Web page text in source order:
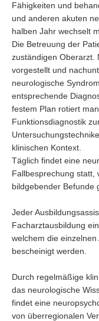
Fähigkeiten und
und anderen akuten
halben Jahr wechselt
Die Betreuung der
zuständigen Oberarzt.
vorgestellt und
neurologische
entsprechende
festem Plan rotiert
Funktionsdiagnostik
klinischen Kontext.
Täglich findet eine
Fallbesprechung statt,
bildgebender Befunde
Jeder
Facharztausbildung
welchem die
bescheinigt werden.
Durch regelmäßige
das neurologische
findet eine
von überregionalen